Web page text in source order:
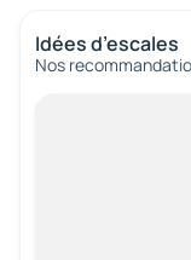
Idées d’escales
Nos